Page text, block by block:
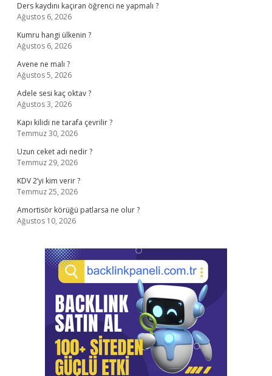
Ders kaydını kaçıran öğrenci ne yapmalı ?
Ağustos 6, 2026
Kumru hangi ülkenin ?
Ağustos 6, 2026
Avene ne malı ?
Ağustos 5, 2026
Adele sesi kaç oktav ?
Ağustos 3, 2026
Kapı kilidi ne tarafa çevrilir ?
Temmuz 30, 2026
Uzun ceket adı nedir ?
Temmuz 29, 2026
KDV 2’yi kim verir ?
Temmuz 25, 2026
Amortisör körüğü patlarsa ne olur ?
Ağustos 10, 2026